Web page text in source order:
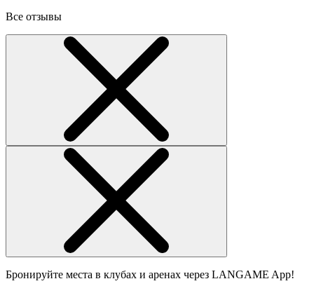
Все отзывы
Бронируйте места в клубах и аренах через LANGAME App!